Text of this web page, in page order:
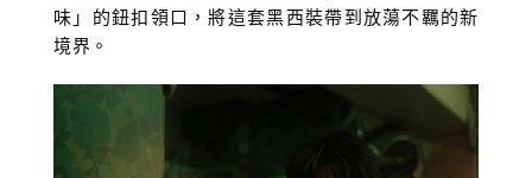
味」的鈕扣領口，將這套黑西裝帶到放蕩不羈的新
境界。